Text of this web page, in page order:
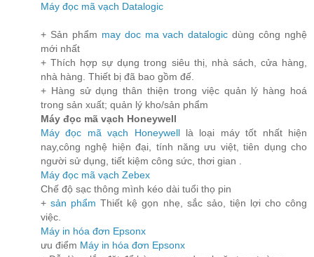
Máy đọc mã vạch Datalogic
+ Sản phẩm may doc ma vach datalogic dùng công nghệ
mới nhất
+ Thích hợp sự dụng trong siêu thị, nhà sách, cửa hàng,
nhà hàng. Thiết bị đã bao gồm đế.
+ Hàng sử dụng thân thiện trong việc quản lý hàng hoá
trong sản xuất; quản lý kho/sản phẩm
Máy đọc mã vạch Honeywell
Máy đọc mã vạch Honeywelllà loại máy tốt nhất hiện
nay,công nghệ hiện đại, tính năng ưu việt, tiên dụng cho
người sử dụng, tiết kiệm công sức, thơi gian .
Máy đọc mã vạch Zebex
Chế độ sạc thông mình kéo dài tuổi thọ pin
+sản phẩmThiết kệ gọn nhẹ, sắc sảo, tiện lợi cho công
việc.
Máy in hóa đơn Epsonx
ưu điểm Máy in hóa đơn Epsonx